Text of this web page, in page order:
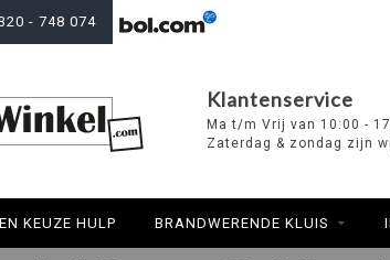
- 748 074
Klantenservice
Ma t/m Vrij van 10:00 -
Zaterdag & zondag zijn
KEUZE HULP BRANDWERENDE KLUIS